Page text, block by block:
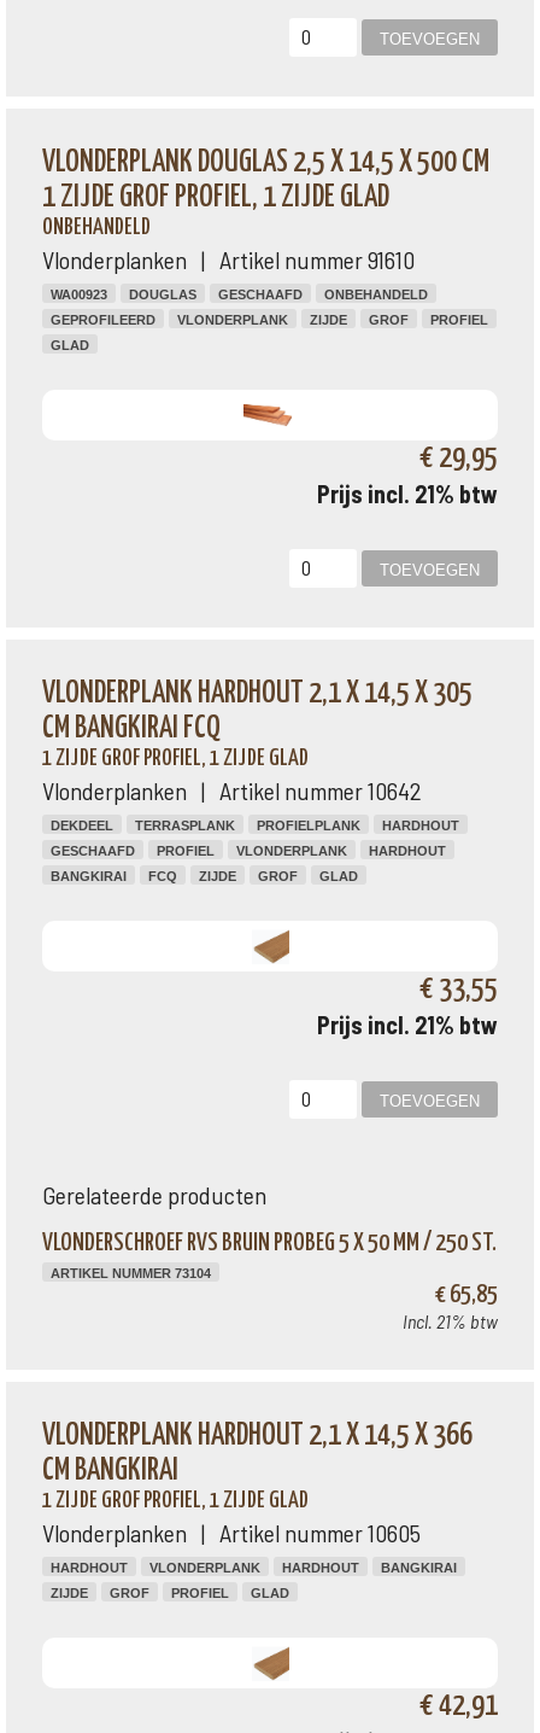
VLONDERPLANK DOUGLAS 2,5 X 14,5 X 500 CM
1 ZIJDE GROF PROFIEL, 1 ZIJDE GLAD
ONBEHANDELD
Vlonderplanken | Artikel nummer 91610
WA00923 DOUGLAS GESCHAAFD
ONBEHANDELD
GEPROFILEERD
VLONDERPLANK ZIJDE GROF
PROFIEL
GLAD
€ 29,95
Prijs incl. 21% btw
VLONDERPLANK HARDHOUT 2,1 X 14,5 X 305
CM BANGKIRAI FCQ
1 ZIJDE GROF PROFIEL, 1 ZIJDE GLAD
Vlonderplanken | Artikel nummer 10642
DEKDEEL TERRASPLANK PROFIELPLANK
HARDHOUT
GESCHAAFD
PROFIEL VLONDERPLANK
HARDHOUT
BANGKIRAI
FCQ ZIJDE GROF GLAD
€ 33,55
Prijs incl. 21% btw
Gerelateerde producten
VLONDERSCHROEF RVS BRUIN PROBEG 5 X 50 MM / 250 ST.
ARTIKEL NUMMER 73104
€ 65,85
Incl. 21% btw
VLONDERPLANK HARDHOUT 2,1 X 14,5 X 366
CM BANGKIRAI
1 ZIJDE GROF PROFIEL, 1 ZIJDE GLAD
Vlonderplanken | Artikel nummer 10605
HARDHOUT VLONDERPLANK HARDHOUT
BANGKIRAI
ZIJDE
GROF PROFIEL GLAD
€ 42,91